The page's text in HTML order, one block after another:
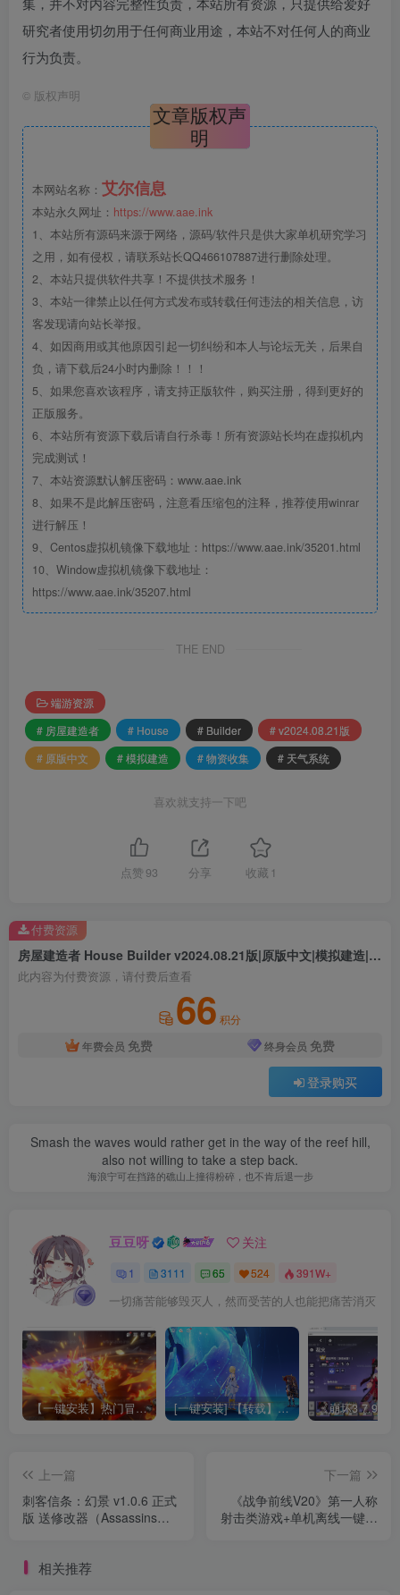
研究者使用切勿用于任何商业用途，本站不对任何人的商业
行为负责。
© 版权声明
文章版权声
明
本网站名称： 艾尔信息
本站永久网址： https://www.aae.ink
1、本站所有源码来源于网络，源码/软件只是供大家单机研究学习
之用，如有侵权，请联系站长QQ466107887进行删除处理。
2、本站只提供软件共享！不提供技术服务！
3、本站一律禁止以任何方式发布或转载任何违法的相关信息，访
客发现请向站长举报。
4、如因商用或其他原因引起一切纠纷和本人与论坛无关，后果自
负，请下载后24小时内删除！！！
5、如果您喜欢该程序，请支持正版软件，购买注册，得到更好的
正版服务。
6、本站所有资源下载后请自行杀毒！所有资源站长均在虚拟机内
完成测试！
7、本站资源默认解压密码：www.aae.ink
8、如果不是此解压密码，注意看压缩包的注释，推荐使用winrar
进行解压！
9、Centos虚拟机镜像下载地址：https://www.aae.ink/35201.html
10、Window虚拟机镜像下载地址：
https://www.aae.ink/35207.html
THE END
端游资源
# 房屋建造者
# House # Builder
# v2024.08.21版
# 原版中文
# 模拟建造 # 物资收集 # 天气系统
喜欢就支持一下吧
点赞 93 分享 收藏 1
房屋建造者 House Builder v2024.08.21版|原版中文|模拟建造|物资收集|天气系统
此内容为付费资源，请付费后查看
66 积分
年费会员 免费 终身会员 免费
登录购买
付费资源
Smash the waves would rather get in the way of the reef hill,
also not willing to take a step back.
海浪宁可在挡路的礁山上撞得粉碎，也不肯后退一步
豆豆呀 关注
1 3111 65 524 391W+
一切痛苦能够毁灭人，然而受苦的人也能把痛苦消灭
【一键安装】热门冒险策略类游戏崩坏：星穹铁道全新2.3版本一键端+一键代理+一键启动+免虚拟机 [一键安装] 【转载】原神3.4真端服务端+源码+配套客户端+详尽说明+GM工具+源码说明文件
上一篇
刺客信条：幻景 v1.0.6 正式
版 送修改器（Assassins
下一篇
《战争前线V20》第一人称
射击类游戏+单机离线一键端
相关推荐